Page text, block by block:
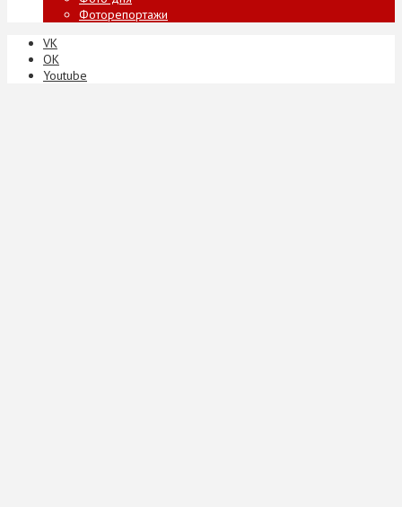
Фоторепортажи
VK
ОК
Youtube